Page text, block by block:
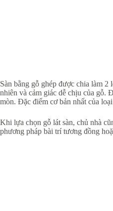
Sàn bằng gỗ ghép được chia làm
nhiên và cảm giác dễ chịu của gỗ.
mòn. Đặc điểm cơ bản nhất của
Khi lựa chọn gỗ lát sàn, chủ nhà
phương pháp bài trí tương đồng